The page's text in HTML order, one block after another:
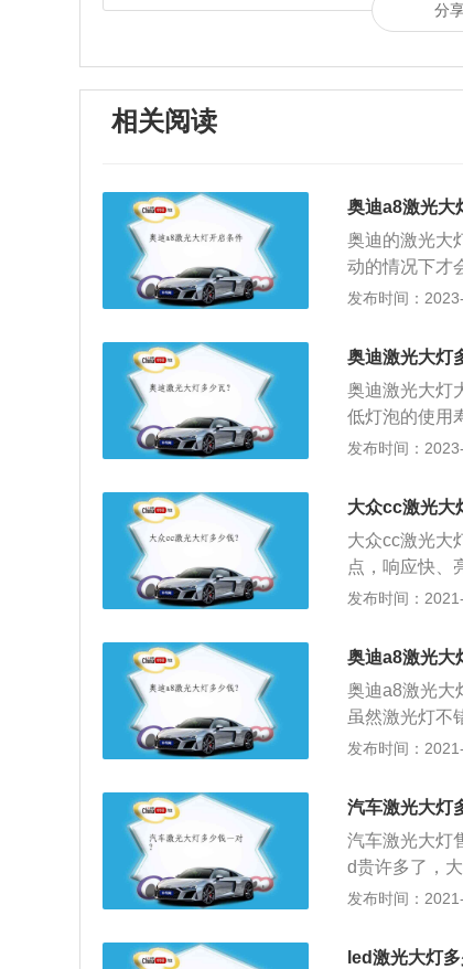
分
相关阅读
奥迪a8激光大
奥迪的激光大
动的情况下才
离在150-200
干扰别车视线
旋钮，用工
式调节。部分
通过调节大灯
发布时间：
奥迪激光大灯
奥迪激光大灯
低灯泡的使用
反射镜之间的
热的情况下
即接通电源，
发布时间：
大众cc激光大
大众cc激光大
点，响应快、
势而言，与
灯的尺寸可以
发布时间：
奥迪a8激光大
奥迪a8激光大
虽然激光灯不
要技术，都是
明；3、激光
几乎诞生于
是其应用范围
管的身影。
发布时间：
汽车激光大灯
汽车激光大灯
d贵许多了，
LED前照灯的
个时代诞生，
发布时间：
led激光大灯